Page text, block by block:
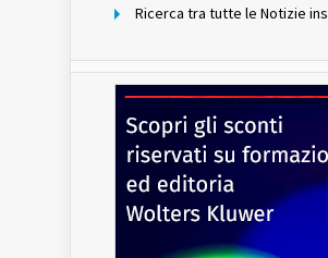
Ricerca tra tutte le Notizie